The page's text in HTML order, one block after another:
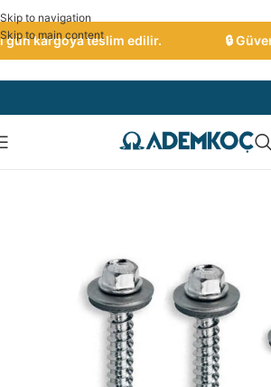
Skip to navigation
Skip to main content
kargoya teslim edilir. 🔒